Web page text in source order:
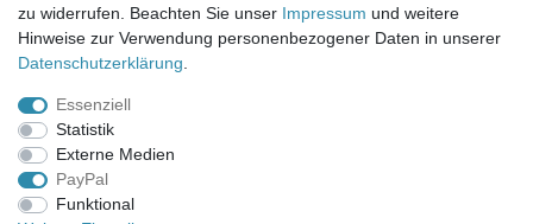
ÖFFNUNGSZEITEN
Montag - Dienstag: 8.00 - 18.00 Uhr, Mittwoch Ruhetag,
Donnerstag: 8.00 - 18.00 Uhr, Freitag 8.00 - 14.00 Uhr
KUNDENSERVICE
Telefon: (05241) 403 22 38
E-Mail: info@stoffamstueck.de
zu widerrufen. Beachten Sie unser Impressum und weitere
Hinweise zur Verwendung personenbezogener Daten in unserer
Daten­schutz­erklärung
Essenziell
Statistik
Externe Medien
PayPal
Funktional